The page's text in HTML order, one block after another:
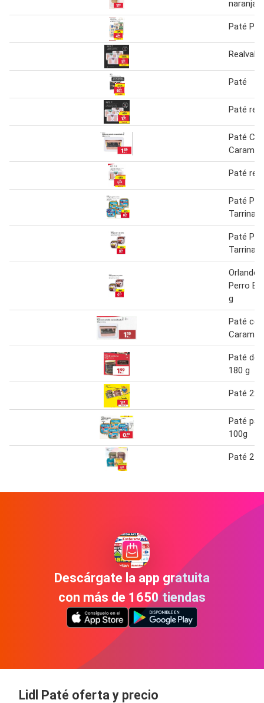
naranja
Paté
Paté
Paté
Paté
Paté
Paté
Tarrina
Paté
Tarrina
Perro
g
Paté
Paté de
180 g
Paté
Paté
100g
Paté 2 x
Descárgate la app gratuita
con más de 1650 tiendas
Lidl Paté oferta y precio